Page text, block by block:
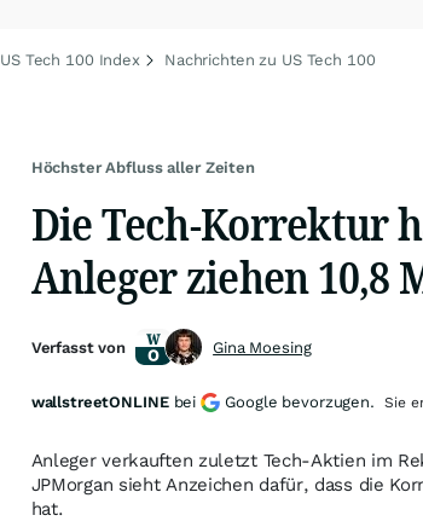
US Tech 100 Index Nachrichten zu US Tech 100
Höchster Abfluss aller Zeiten
Die Tech-Korrektur
Anleger ziehen 10,8
Anleger verkauften zuletzt Tech-Aktien im
JPMorgan sieht Anzeichen dafür, dass die
hat.
Verfasst von Gina Moesing
wallstreetONLINE bei Google bevorzugen. Sie